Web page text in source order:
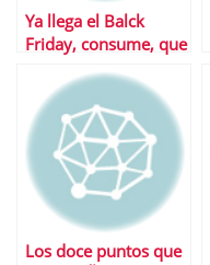
Ya llega el Balck
Friday, consume, que
Los doce puntos que